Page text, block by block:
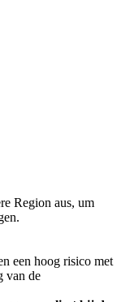
Region aus, um
een hoog risico met
van de